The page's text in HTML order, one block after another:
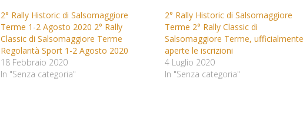
2° Rally Historic di Salsomaggiore
Terme 1-2 Agosto 2020 2° Rally
Classic di Salsomaggiore Terme
Regolarità Sport 1-2 Agosto 2020
18 Febbraio 2020
In "Senza categoria"
2° Rally Historic di Salsomaggiore
Terme 2° Rally Classic di
Salsomaggiore Terme,
aperte le iscrizioni
4 Luglio 2020
In "Senza categoria"